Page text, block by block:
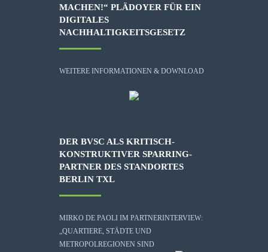
MACHEN!“ PLÄDOYER FÜR EIN
DIGITALES
NACHHALTIGKEITSGESETZ
WEITERE INFORMATIONEN & DOWNLOAD
DER BVSC ALS KRITISCH-
KONSTRUKTIVER SPARRING-
PARTNER DES STANDORTES
BERLIN TXL
MIRKO DE PAOLI IM PARTNERINTERVIEW:
„QUARTIERE, STÄDTE UND
METROPOLREGIONEN SIND